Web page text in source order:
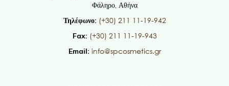
Φάληρο, Αθήνα
Τηλέφωνο: (+30) 211 11-19-942
Fax: (+30) 211 11-19-943
Email: info@spcosmetics.gr